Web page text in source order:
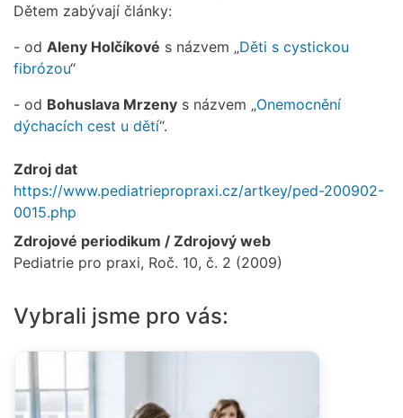
Dětem zabývají články:
- od Aleny Holčíkové s názvem „Děti s cystickou
fibrózou“
- od Bohuslava Mrzeny s názvem „Onemocnění
dýchacích cest u dětí“.
Zdroj dat
https://www.pediatriepropraxi.cz/artkey/ped-200902-
0015.php
Zdrojové periodikum / Zdrojový web
Pediatrie pro praxi, Roč. 10, č. 2 (2009)
Vybrali jsme pro vás: